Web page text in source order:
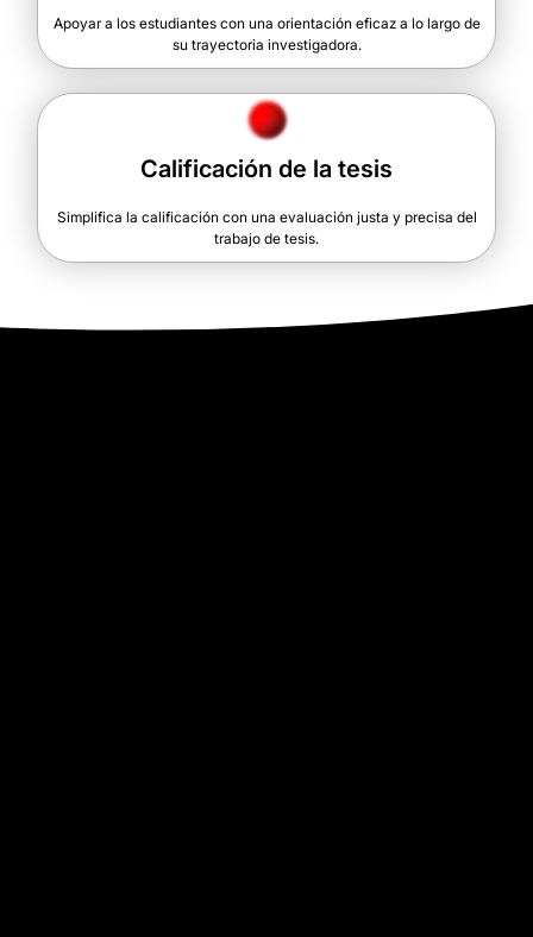
Apoyar a los estudiantes con una orientación eficaz a lo largo de
su trayectoria investigadora.
Calificación de la tesis
Simplifica la calificación con una evaluación justa y precisa del
trabajo de tesis.